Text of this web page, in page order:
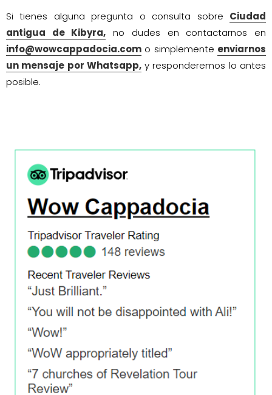
Si tienes alguna pregunta o consulta sobre Ciudad
antigua de Kibyra, no dudes en contactarnos en
info@wowcappadocia.com o simplemente enviarnos
un mensaje por Whatsapp,y responderemos lo antes
posible.